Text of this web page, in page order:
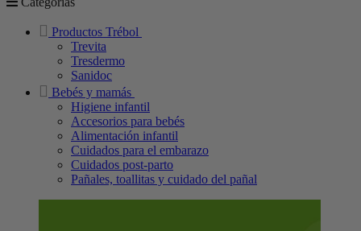
Productos Trébol
Trevita
Tresdermo
Sanidoc
Bebés y mamás
Higiene infantil
Accesorios para bebés
Alimentación infantil
Cuidados para el embarazo
Cuidados post-parto
Pañales, toallitas y cuidado del pañal